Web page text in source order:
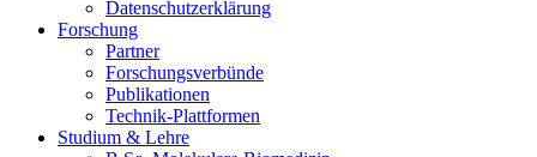
Datenschutzerklärung
Forschung
Partner
Forschungsverbünde
Publikationen
Technik-Plattformen
Studium & Lehre